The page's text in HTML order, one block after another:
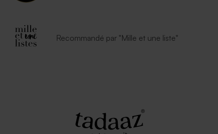
Recommandé par "Mille et une liste"